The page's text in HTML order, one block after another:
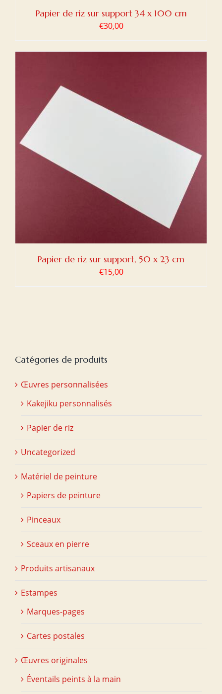
Papier de riz sur support 34 x 100 cm
€30,00
Papier de riz sur support, 50 x 23 cm
€15,00
Catégories de produits
Œuvres personnalisées
Kakejiku personnalisés
Papier de riz
Uncategorized
Matériel de peinture
Papiers de peinture
Pinceaux
Sceaux en pierre
Produits artisanaux
Estampes
Marques-pages
Cartes postales
Œuvres originales
Éventails peints à la main